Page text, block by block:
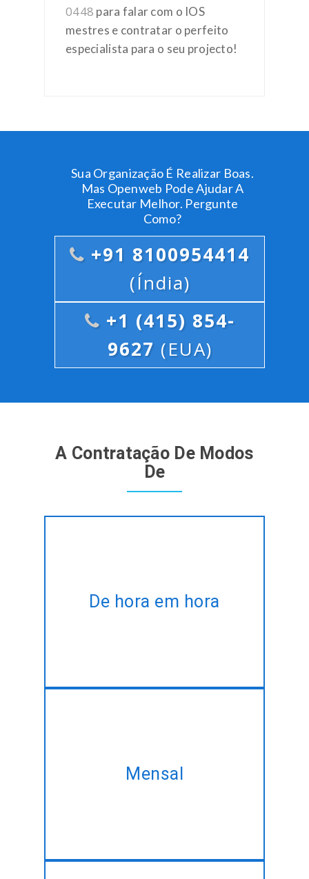
0448 para falar com o IOS
mestres e contratar o perfeito
especialista para o seu projecto!
Sua Organização É Realizar Boas.
Mas Openweb Pode Ajudar A
Executar Melhor. Pergunte
Como?
+91 8100954414
(Índia)
+1 (415) 854-
9627 (EUA)
A Contratação De Modos
De
De hora em hora
na hora a base sob medida para
Mensal
Technology serviço de